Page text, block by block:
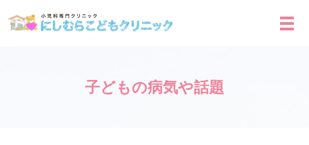
メ
子どもの病気や話題